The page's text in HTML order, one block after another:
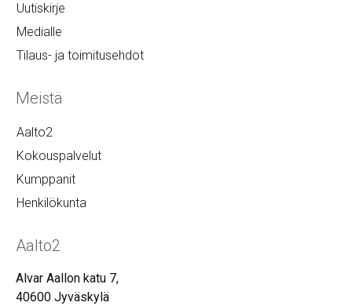
Uutiskirje
Medialle
Tilaus- ja toimitusehdot
Meistä
Aalto2
Kokouspalvelut
Kumppanit
Henkilökunta
Aalto2
Alvar Aallon katu 7,
40600 Jyväskylä